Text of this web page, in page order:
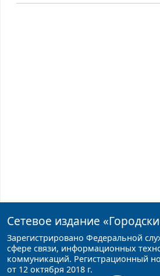
Сетевое издание
Зарегистрировано Федеральной
сфере связи, информационных
коммуникаций. Регистрационный
от 12 октября 2018 г.